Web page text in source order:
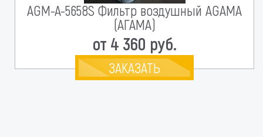
AGM-A-5658S Фильтр воздушный AGAMA
(АГАМА)
от 4 360 руб.
ЗАКАЗАТЬ